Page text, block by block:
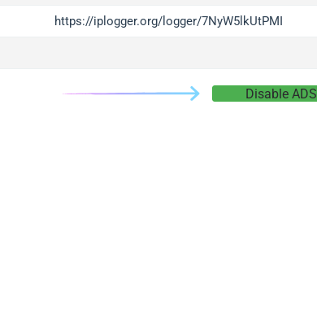
https://iplogger.org/logger/7NyW5lkUtPMI
Disable ADS